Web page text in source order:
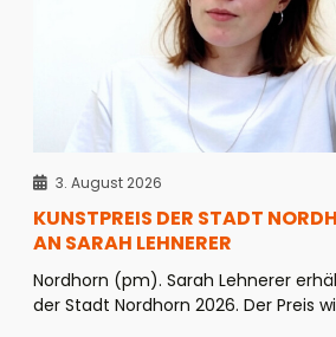
3. August 2026
KUNSTPREIS DER STADT
AN SARAH LEHNERER
Nordhorn (pm). Sarah Lehnerer
der Stadt Nordhorn 2026. Der Preis